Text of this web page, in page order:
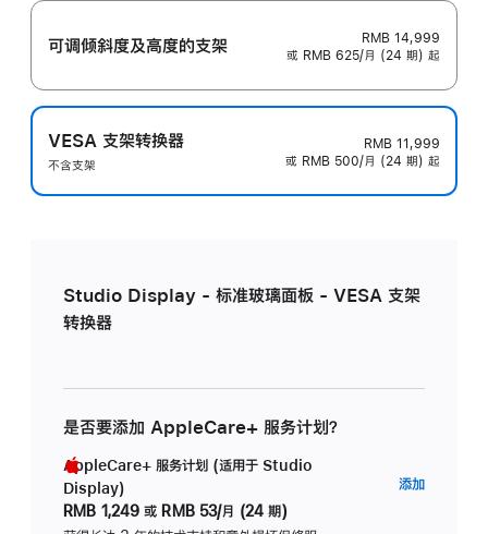
可调倾斜度及高‍度的支‍架
RMB 14,999
或 RMB 625/月 (24 期) 起
VESA 支架转换器
不含支架
RMB 11,999
或 RMB 500/月 (24 期) 起
Studio Display - 标准玻璃面板 - VESA 支架
转换器
是否要添加 AppleCare+ 服务计划？
AppleCare+ 服务计划 (适用于 Studio
Display)
RMB 1,249 或 RMB 53/月 (24 期)
添加